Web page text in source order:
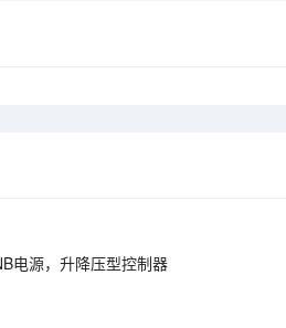
电源，升降压型控制器